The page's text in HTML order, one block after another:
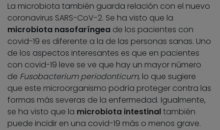
La microbiota también guarda relación con el nuevo
coronavirus SARS-CoV-2. Se ha visto que la
microbiota nasofaríngea de los pacientes con
covid-19 es diferente a la de las personas sanas. Uno
de los aspectos interesantes es que en pacientes
con covid-19 leve se ve que hay un mayor número
de Fusobacterium periodonticum, lo que sugiere
que este microorganismo podría proteger contra las
formas más severas de la enfermedad. Igualmente,
se ha visto que la microbiota intestinaltambién
puede incidir en una covid-19 más o menos grave.